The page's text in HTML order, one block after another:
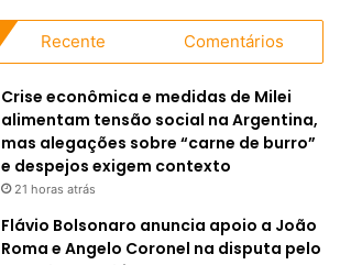
Recente Comentários
Crise econômica e medidas de Milei
alimentam tensão social na Argentina,
mas alegações sobre “carne de burro”
e despejos exigem contexto
21 horas atrás
Flávio Bolsonaro anuncia apoio a João
Roma e Angelo Coronel na disputa pelo